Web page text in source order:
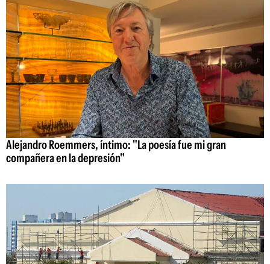
Alejandro Roemmers, íntimo: "La poesía fue mi gran
compañera en la depresión"